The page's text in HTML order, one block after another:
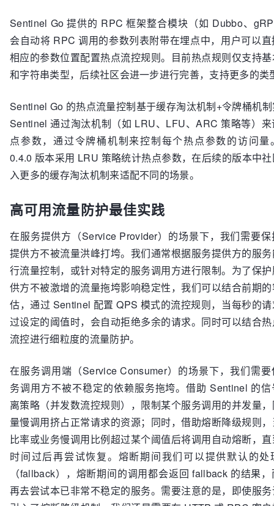
BurstCount
: 0 ,
DurationInSec: 1, // 统计窗口时长，这里
1s
SpecificItems :
// 支持针对某个具体值单独配置限流值，比如
针对数值 9 限制请求量=0（不允许通过）
0
        },
    },
Sentinel Go 提供的 RPC 框架整合模块（如 Dubbo、
会自动将 RPC 调用的参数列表附带在埋点中，用户可以
相应的参数位置配置热点流控规则。目前热点规则仅支持
和字符串类型，后续社区会进一步进行完善，支持更多的类
Sentinel Go 的热点流量控制基于缓存淘汰机制+令牌桶机
Sentinel 通过淘汰机制（如 LRU、LFU、ARC 策略等）
点参数，通过令牌桶机制来控制每个热点参数的访问量
0.4.0 版本采用 LRU 策略统计热点参数，在后续的版本中
入更多的缓存淘汰机制来适配不同的场景。
高可用流量防护最佳实践
在服务提供方（Service Provider）的场景下，我们需要
提供方不被流量洪峰打垮。我们通常根据服务提供方的服
行流量控制，或针对特定的服务调用方进行限制。为了保
供方不被激增的流量拖垮影响稳定性，我们可以结合前期
估，通过 Sentinel 配置 QPS 模式的流控规则，当每秒的
过设定的阈值时，会自动拒绝多余的请求。同时可以结合
流控进行细粒度的流量防护。
在服务调用端（Service Consumer）的场景下，我们需
务调用方不被不稳定的依赖服务拖垮。借助 Sentinel 的
离策略（并发数流控规则），限制某个服务调用的并发量
量慢调用挤占正常请求的资源；同时，借助熔断降级规则
比率或业务慢调用比例超过某个阈值后将调用自动熔断，
时间过后再尝试恢复。熔断期间我们可以提供默认的处
（fallback），熔断期间的调用都会返回 fallback 的结果
再去尝试本已非常不稳定的服务。需要注意的是，即使服